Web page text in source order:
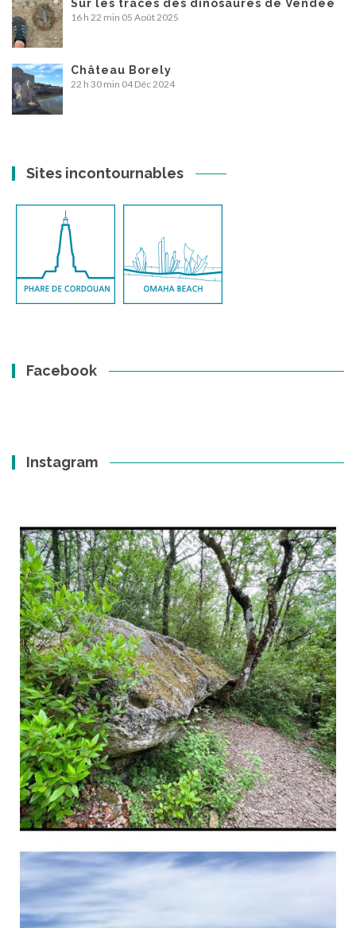
Sur les traces des dinosaures de Vendée
16 h 22 min 05 Août 2025
Château Borely
22 h 30 min 04 Déc 2024
Sites incontournables
Facebook
Instagram